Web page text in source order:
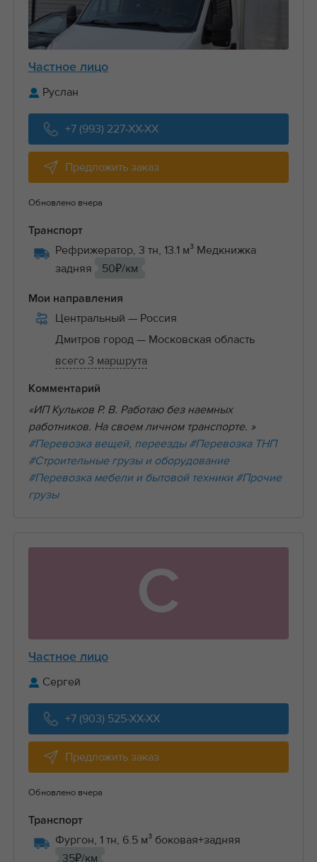
Частное лицо
Руслан
+7 (993) 227-XX-XX
Предложить заказ
Обновлено вчера
Транспорт
Рефрижератор, 3 тн, 13.1 м³ Медкнижка
задняя
50₽/км
Мои направления
Центральный — Россия
Дмитров город — Московская область
всего 3 маршрута
Комментарий
«ИП Кульков Р. В. Работаю без наемных
работников. На своем личном транспорте. »
#Перевозка вещей, переезды #Перевозка ТНП
#Строительные грузы и оборудование
#Перевозка мебели и бытовой техники #Прочие
грузы
С
Частное лицо
Сергей
+7 (903) 525-XX-XX
Предложить заказ
Обновлено вчера
Транспорт
Фургон, 1 тн, 6.5 м³ боковая+задняя
35₽/км